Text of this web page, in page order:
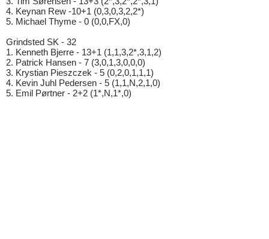
4. Keynan Rew -10+1 (0,3,0,3,2,2*)
5. Michael Thyme - 0 (0,0,FX,0)
Grindsted SK - 32
1. Kenneth Bjerre - 13+1 (1,1,3,2*,3,1,2)
2. Patrick Hansen - 7 (3,0,1,3,0,0,0)
3. Krystian Pieszczek - 5 (0,2,0,1,1,1)
4. Kevin Juhl Pedersen - 5 (1,1,N,2,1,0)
5. Emil Pørtner - 2+2 (1*,N,1*,0)